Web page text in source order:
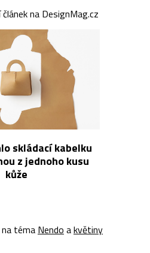
na DesignMag.cz
skládací kabelku
z jednoho kusu
kůže
téma Nendo akvětiny